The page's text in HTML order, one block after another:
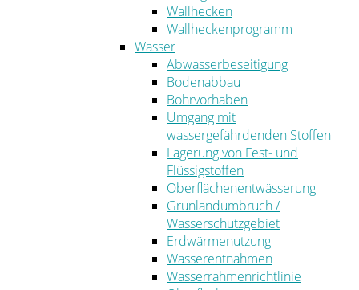
Wallhecken
Wallheckenprogramm
Wasser
Abwasserbeseitigung
Bodenabbau
Bohrvorhaben
Umgang mit
wassergefährdenden Stoffen
Lagerung von Fest- und
Flüssigstoffen
Oberflächenentwässerung
Grünlandumbruch /
Wasserschutzgebiet
Erdwärmenutzung
Wasserentnahmen
Wasserrahmenrichtlinie